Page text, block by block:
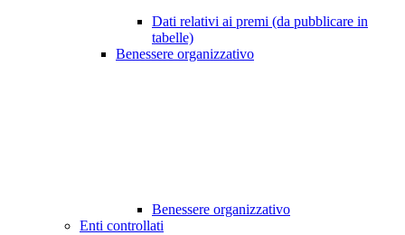
Dati relativi ai premi (da pubblicare in
tabelle)
Benessere organizzativo
Benessere organizzativo
Enti controllati